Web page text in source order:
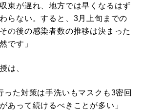
束が遅れ、地方では早くなるはず
らない。すると、3月上旬までの
の後の感染者数の推移は決まった
です」
は、
った対策は手洗いもマスクも3密回
あって続けるべきことが多い」